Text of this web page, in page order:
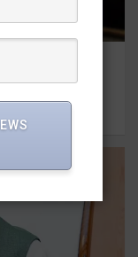
से सफलतापूर्वक